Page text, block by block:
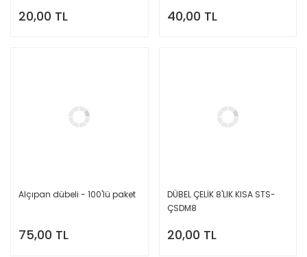
20,00 TL 40,00 TL
Alçıpan dübeli - 100'lü paket
75,00 TL
DÜBEL ÇELİK 8'LIK KISA STS-
ÇSDM8
20,00 TL